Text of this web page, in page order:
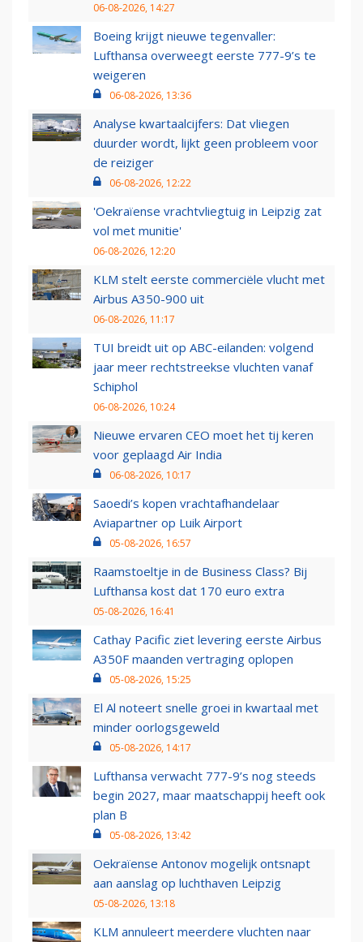
06-08-2026, 14:27
Boeing krijgt nieuwe tegenvaller:
Lufthansa overweegt eerste 777-9’s te
weigeren
06-08-2026, 13:36
Analyse kwartaalcijfers: Dat vliegen
duurder wordt, lijkt geen probleem voor
de reiziger
06-08-2026, 12:22
'Oekraïense vrachtvliegtuig in Leipzig zat
vol met munitie'
06-08-2026, 12:20
KLM stelt eerste commerciële vlucht met
Airbus A350-900 uit
06-08-2026, 11:17
TUI breidt uit op ABC-eilanden: volgend
jaar meer rechtstreekse vluchten vanaf
Schiphol
06-08-2026, 10:24
Nieuwe ervaren CEO moet het tij keren
voor geplaagd Air India
06-08-2026, 10:17
Saoedi’s kopen vrachtafhandelaar
Aviapartner op Luik Airport
05-08-2026, 16:57
Raamstoeltje in de Business Class? Bij
Lufthansa kost dat 170 euro extra
05-08-2026, 16:41
Cathay Pacific ziet levering eerste Airbus
A350F maanden vertraging oplopen
05-08-2026, 15:25
El Al noteert snelle groei in kwartaal met
minder oorlogsgeweld
05-08-2026, 14:17
Lufthansa verwacht 777-9’s nog steeds
begin 2027, maar maatschappij heeft ook
plan B
05-08-2026, 13:42
Oekraïense Antonov mogelijk ontsnapt
aan aanslag op luchthaven Leipzig
05-08-2026, 13:18
KLM annuleert meerdere vluchten naar